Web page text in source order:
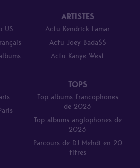
US
ARTISTES
Actu Kendrick Lamar
Actu Joey Bada$$
Actu Kanye West
TOPS
Top albums francophones
de 2023
Top albums anglophones de
2023
Parcours de DJ Mehdi en 20
titres